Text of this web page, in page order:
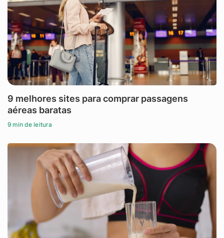
9 melhores sites para comprar passagens
aéreas baratas
9 min de leitura